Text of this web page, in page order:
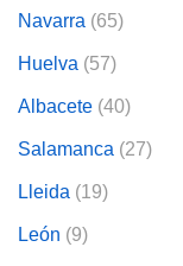
Navarra (65)
Huelva (57)
Albacete (40)
Salamanca (27)
Lleida (19)
León (9)